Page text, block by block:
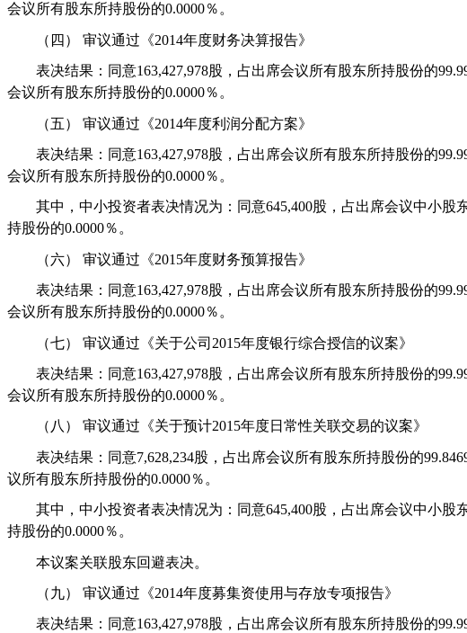
会议所有股东所持股份的0.0000％。
（四） 审议通过《2014年度财务决算报告》
表决结果：同意163,427,978股，占出席会议所有股东所持股份的
会议所有股东所持股份的0.0000％。
（五） 审议通过《2014年度利润分配方案》
表决结果：同意163,427,978股，占出席会议所有股东所持股份的
会议所有股东所持股份的0.0000％。
其中，中小投资者表决情况为：同意645,400股，占出席会议中小股
持股份的0.0000％。
（六） 审议通过《2015年度财务预算报告》
表决结果：同意163,427,978股，占出席会议所有股东所持股份的
会议所有股东所持股份的0.0000％。
（七） 审议通过《关于公司 2015年度银行综合授信的议案》
表决结果：同意163,427,978股，占出席会议所有股东所持股份的
会议所有股东所持股份的0.0000％。
（八） 审议通过《关于预计2015年度日常性关联交易的议案》
表决结果：同意7,628,234股，占出席会议所有股东所持股份的
议所有股东所持股份的0.0000％。
其中，中小投资者表决情况为：同意645,400股，占出席会议中小股
持股份的0.0000％。
本议案关联股东回避表决。
（九） 审议通过《2014年度募集资使用与存放专项报告》
表决结果：同意163,427,978股，占出席会议所有股东所持股份的